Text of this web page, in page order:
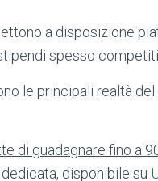
a disposizione
spesso
le principali realtà
di guadagnare fino a
dedicata, disponibile su